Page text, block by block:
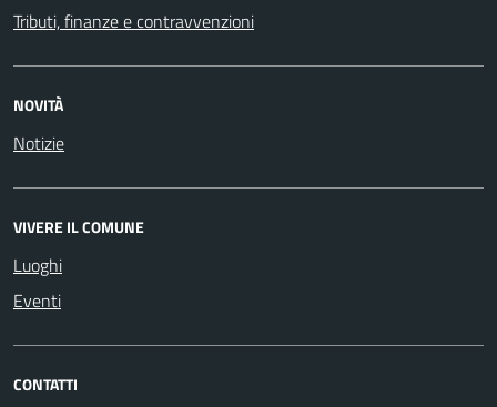
Tributi, finanze e contravvenzioni
NOVITÀ
Notizie
VIVERE IL COMUNE
Luoghi
Eventi
CONTATTI